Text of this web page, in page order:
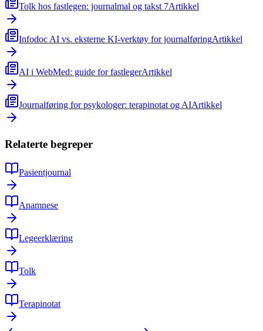
Tolk hos fastlegen: journalmal og takst 7Artikkel
Infodoc AI vs. eksterne KI-verktøy for journalføringArtikkel
AI i WebMed: guide for fastlegerArtikkel
Journalføring for psykologer: terapinotat og AIArtikkel
Relaterte begreper
Pasientjournal
Anamnese
Legeerklæring
Tolk
Terapinotat